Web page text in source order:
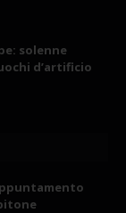
solenne
d’artificio